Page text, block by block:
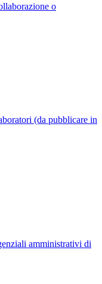
o
(da pubblicare in
amministrativi di